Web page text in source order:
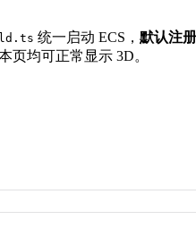
统一启动 ECS， 默认注册
页均可正常显示 3D。